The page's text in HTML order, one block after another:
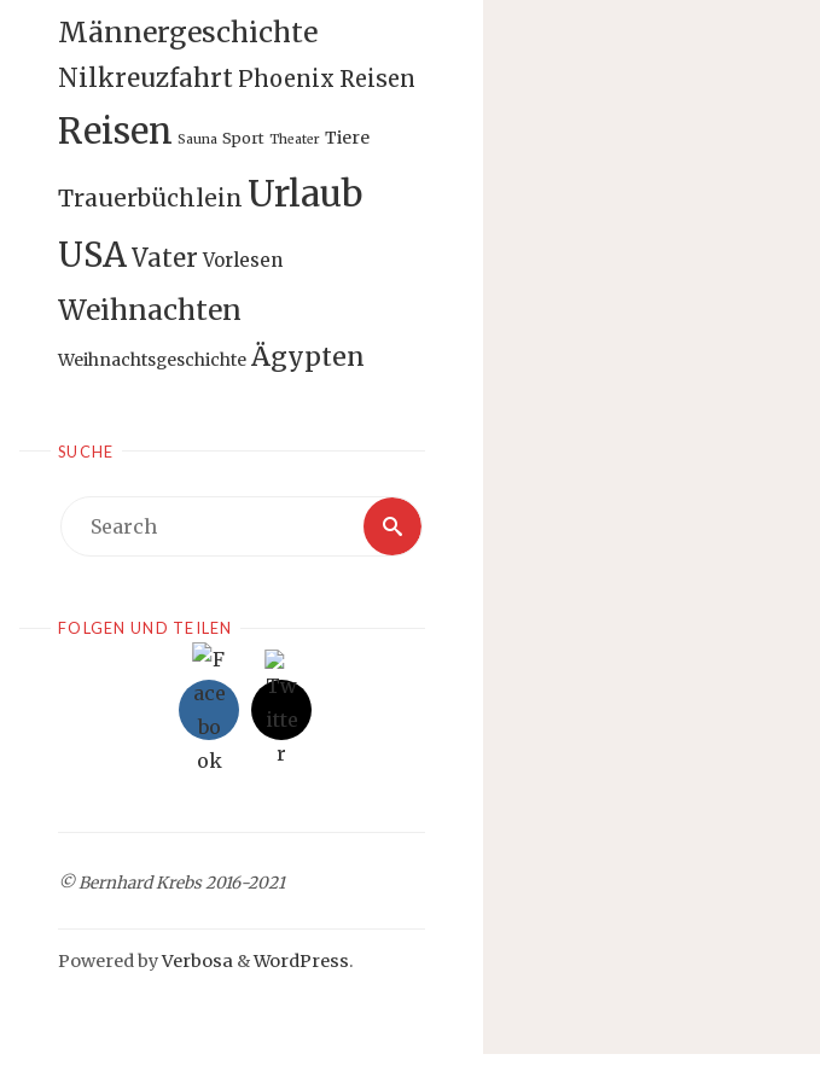
Männergeschichte
Nilkreuzfahrt Phoenix Reisen
Reisen Sauna Sport Theater Tiere
Trauerbüchlein Urlaub
USAVater Vorlesen
Weihnachten
Weihnachtsgeschichte Ägypten
SUCHE
Search
Search
FOLGEN UND TEILEN
© Bernhard Krebs 2016-2021
Powered byVerbosa &WordPress.